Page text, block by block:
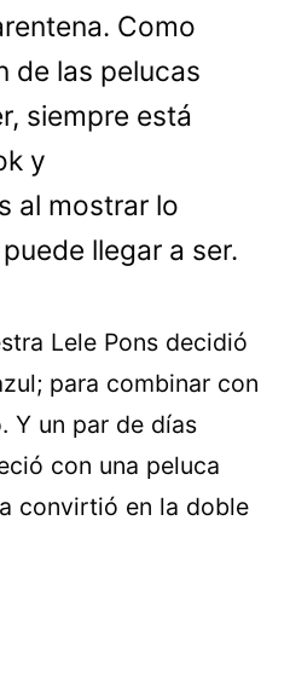
Como
de las pelucas
siempre está
y
al mostrar lo
llegar a ser.
Lele Pons decidió
para combinar con
Y un par de días
con una peluca
convirtió en la doble